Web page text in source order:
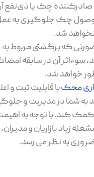
صادرکننده چک یا ذی‌نفع
چک جلوگیری به عمل
شد.
که برگشتی مربوط
سوءاثر آن در سابقه
خواهد شد.
محکبا قابلیت ثبت و
به شما در مدیریت و
کند. با توجه به
زیاد بازاریان و
به نظر می رسد.